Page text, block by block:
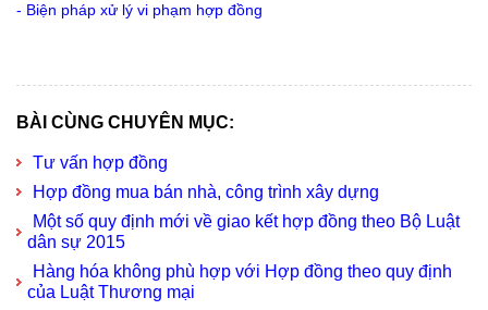
- Biện pháp xử lý vi phạm hợp đồng
BÀI CÙNG CHUYÊN MỤC:
Tư vấn hợp đồng
Hợp đồng mua bán nhà, công trình xây dựng
Một số quy định mới về giao kết hợp đồng theo Bộ Luật
dân sự 2015
Hàng hóa không phù hợp với Hợp đồng theo quy định
của Luật Thương mại